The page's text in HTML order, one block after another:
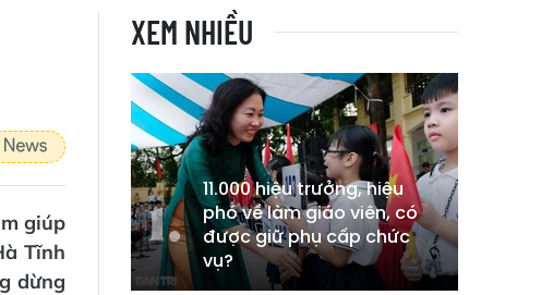
giúp
Tĩnh
dừng
XEM NHIỀU
11.000 hiệu trưởng, hiệu
phó về làm giáo viên, có
được giữ phụ cấp chức
vụ?